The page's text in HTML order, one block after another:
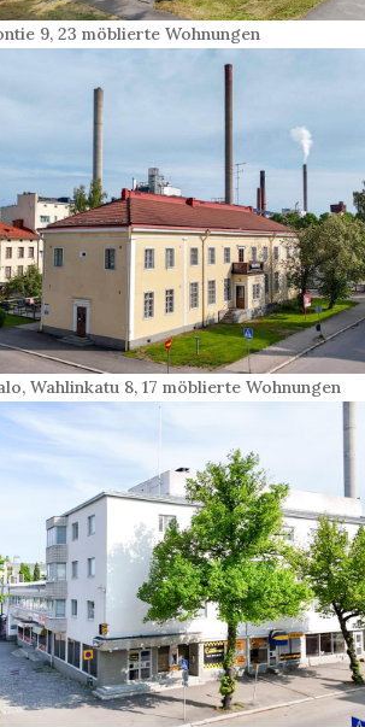
9, 23 möblierte Wohnungen
Wahlinkatu 8, 17 möblierte Wohnungen